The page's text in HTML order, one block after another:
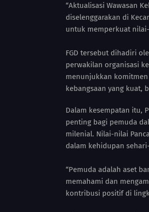
“Aktualisasi Wawasan
diselenggarakan di
untuk memperkuat
FGD tersebut dihadiri
perwakilan organisasi
menunjukkan
kebangsaan yang kuat,
Dalam kesempatan itu,
penting bagi pemuda
milenial. Nilai-nilai
dalam kehidupan
“Pemuda adalah aset
memahami dan
kontribusi positif di